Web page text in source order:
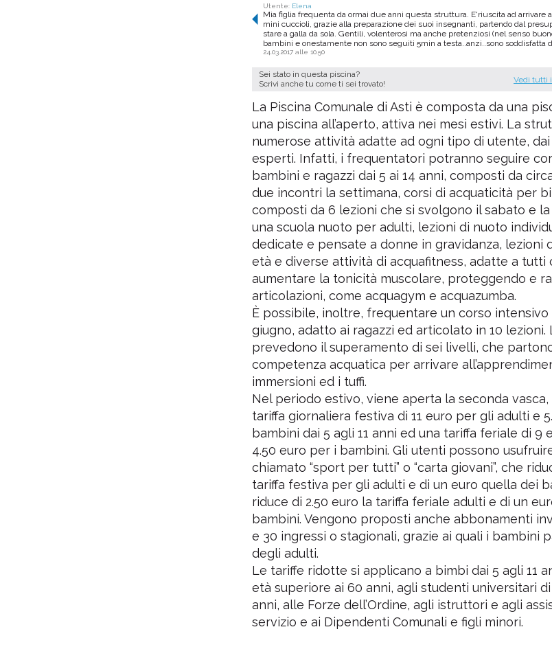
Utente: Elena
Mia figlia frequenta da ormai due anni questa struttura. E'riuscita ad arrivare
mini cuccioli, grazie alla preparazione dei suoi insegnanti, partendo dal
stare a galla da sola. Gentili, volenterosi ma anche pretenziosi (nel senso
bambini e onestamente non sono seguiti 5min a testa..anzi..sono soddisfatta
24.03.2017 alle 10.50
Sei stato in questa piscina?
Scrivi anche tu come ti sei trovato!
Vedi tutti
La Piscina Comunale di Asti è composta da una
una piscina all’aperto, attiva nei mesi estivi. La
numerose attività adatte ad ogni tipo di utente,
esperti. Infatti, i frequentatori potranno seguire
bambini e ragazzi dai 5 ai 14 anni, composti da
due incontri la settimana, corsi di acquaticità per
composti da 6 lezioni che si svolgono il sabato e
una scuola nuoto per adulti, lezioni di nuoto
dedicate e pensate a donne in gravidanza, lezioni
età e diverse attività di acquafitness, adatte a tutti
aumentare la tonicità muscolare, proteggendo e
articolazioni, come acquagym e acquazumba.
È possibile, inoltre, frequentare un corso
giugno, adatto ai ragazzi ed articolato in 10 lezioni.
prevedono il superamento di sei livelli, che partono
competenza acquatica per arrivare
immersioni ed i tuffi.
Nel periodo estivo, viene aperta la seconda
tariffa giornaliera festiva di 11 euro per gli adulti e
bambini dai 5 agli 11 anni ed una tariffa feriale di 9
4.50 euro per i bambini. Gli utenti possono
chiamato “sport per tutti” o “carta giovani”, che
tariffa festiva per gli adulti e di un euro quella dei
riduce di 2.50 euro la tariffa feriale adulti e di un
bambini. Vengono proposti anche abbonamenti
e 30 ingressi o stagionali, grazie ai quali i bambini
degli adulti.
Le tariffe ridotte si applicano a bimbi dai 5 agli 11
età superiore ai 60 anni, agli studenti universitari
anni, alle Forze dell’Ordine, agli istruttori e agli
servizio e ai Dipendenti Comunali e figli minori.
5°
Centro Natatorio Montecchio Maggiore
Montecchio Maggiore - (VI)
Media voto 4,7 da 19 votanti
1°
Piscine
Media